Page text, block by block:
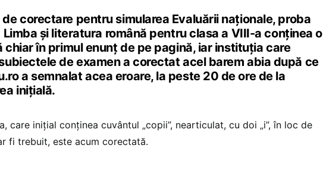
de corectare pentru simularea Evaluării naționale, proba
Limba și literatura română pentru clasa a VIII-a conținea o
chiar în primul enunț de pe pagină, iar instituția care
de examen a corectat acel barem abia după ce
a semnalat acea eroare, la peste 20 de ore de la
inițială.
care inițial conținea cuvântul „copii”, nearticulat, cu doi „i”, în loc de
fi trebuit, este acum corectată.